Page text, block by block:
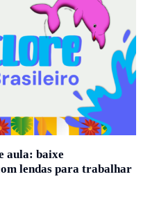
aula: baixe
lendas para trabalhar